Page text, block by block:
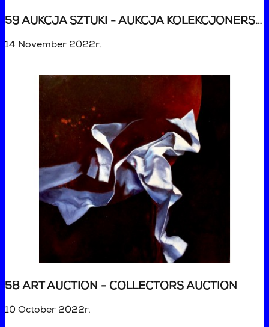
59 AUKCJA SZTUKI - AUKCJA KOLEKCJONERSKA
14 November 2022r.
58 ART AUCTION - COLLECTORS AUCTION
10 October 2022r.